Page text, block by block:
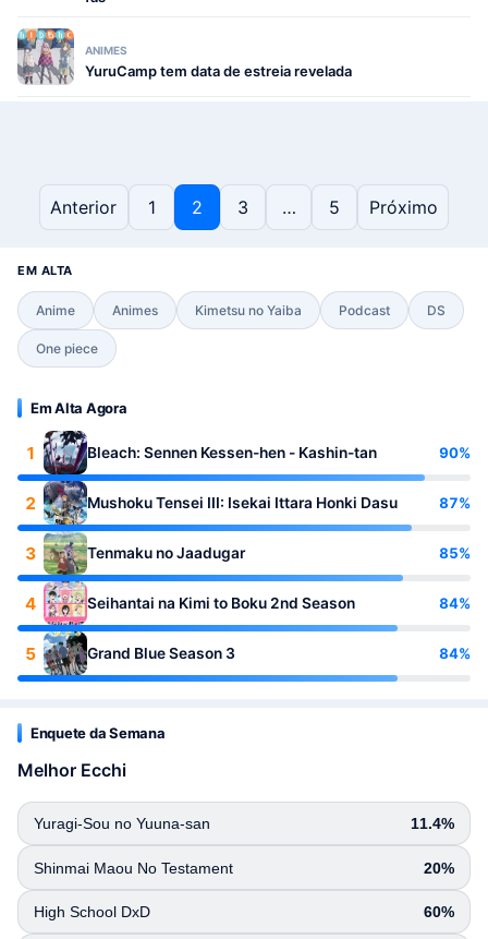
ANIMES
YuruCamp tem data de estreia revelada
Anterior 1 2 3 … 5 Próximo
EM ALTA
Anime Animes Kimetsu no Yaiba Podcast DS
One piece
Em Alta Agora
1 Bleach: Sennen Kessen-hen - Kashin-tan 90%
2 Mushoku Tensei III: Isekai Ittara Honki Dasu 87%
3 Tenmaku no Jaadugar 85%
4 Seihantai na Kimi to Boku 2nd Season 84%
5 Grand Blue Season 3 84%
Enquete da Semana
Melhor Ecchi
Yuragi-Sou no Yuuna-san 11.4%
Shinmai Maou No Testament 20%
High School DxD 60%